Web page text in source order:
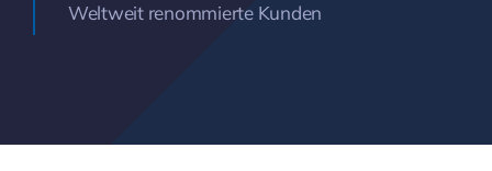
Weltweit renommierte Kunden